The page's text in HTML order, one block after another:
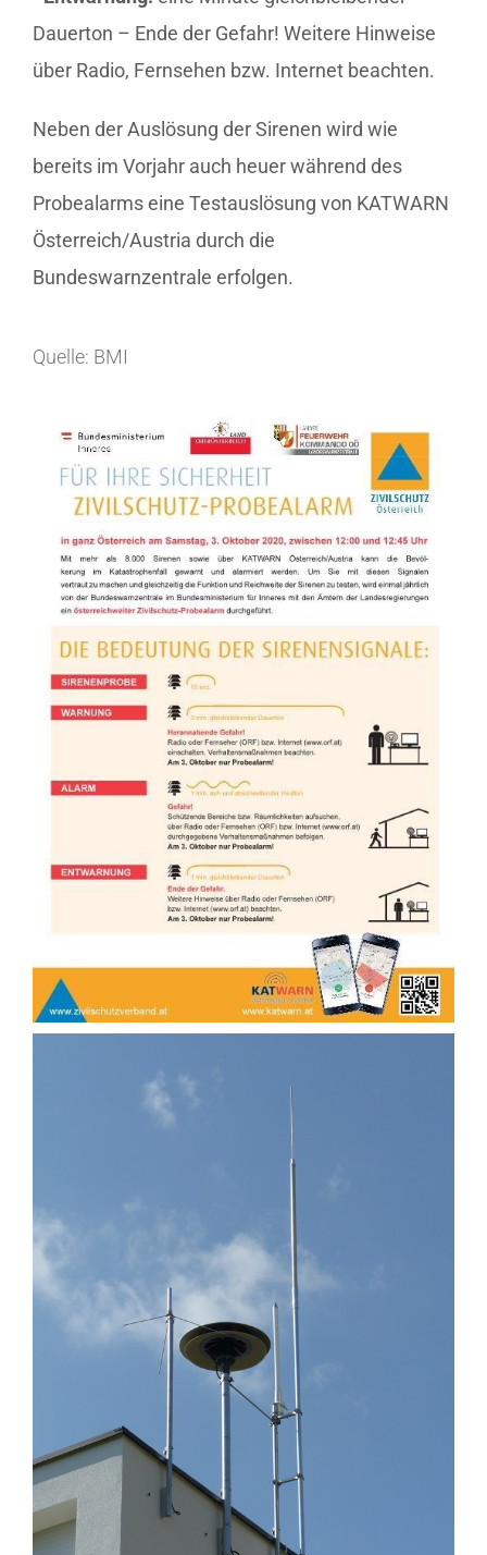
Dauerton – Ende der Gefahr! Weitere Hinweise
über Radio, Fernsehen bzw. Internet beachten.
Neben der Auslösung der Sirenen wird wie
bereits im Vorjahr auch heuer während des
Probealarms eine Testauslösung von KATWARN
Österreich/Austria durch die
Bundeswarnzentrale erfolgen.
Quelle: BMI